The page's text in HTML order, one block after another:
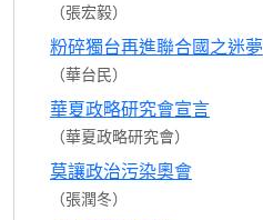
（張宏毅）
粉碎獨台再進聯合國之迷夢
（華台民）
華夏政略研究會宣言
（華夏政略研究會）
莫讓政治污染奧會
（張潤冬）